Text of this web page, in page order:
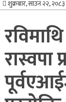
स्वास्थ्य/
शिक्षा
मनोरन्जन
अन्तर्राष्ट्रिय
शुक्रबार, साउन २२, २०८३
रास्वपा